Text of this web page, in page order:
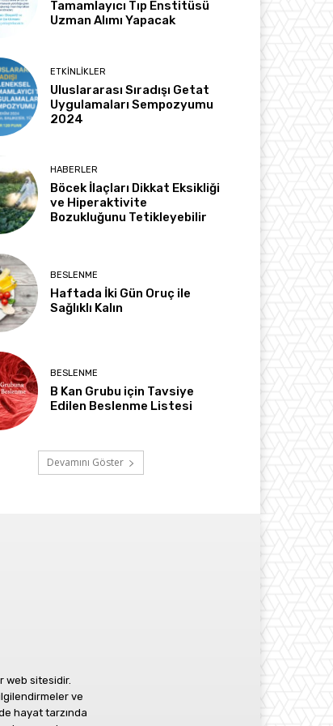
Tamamlayıcı Tıp Enstitüsü
Uzman Alımı Yapacak
ETKINLIKLER
Uluslararası Sıradışı Getat
Uygulamaları Sempozyumu
2024
HABERLER
Böcek İlaçları Dikkat Eksikliği
ve Hiperaktivite
Bozukluğunu Tetikleyebilir
BESLENME
Haftada İki Gün Oruç ile
Sağlıklı Kalın
BESLENME
B Kan Grubu için Tavsiye
Edilen Beslenme Listesi
Devamını Göster
web sitesidir.
ve
hayat tarzında